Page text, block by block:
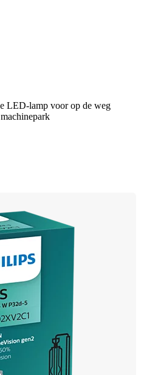
LED-lamp voor op de weg